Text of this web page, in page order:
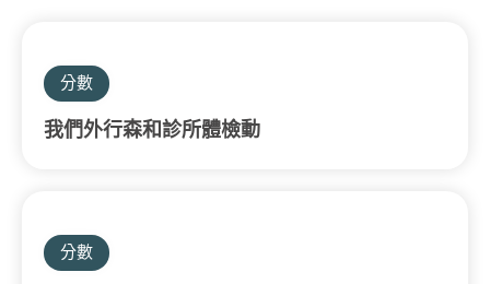
分數
我們外行森和診所體檢動
分數